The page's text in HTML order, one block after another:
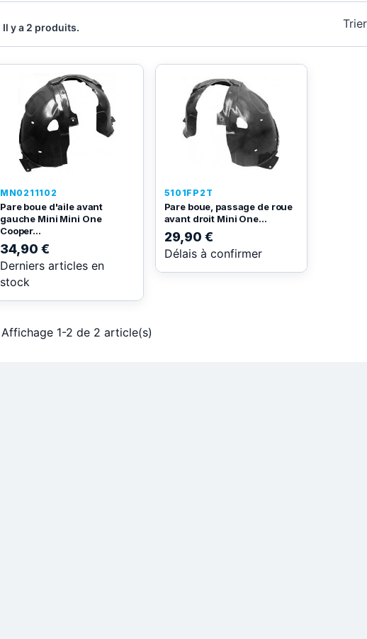
Il y a 2 produits.
MN0211102
Pare boue d'aile avant
gauche Mini Mini One
Cooper...
34,90 €
Derniers articles en
stock
5101FP2T
Pare boue, passage de roue
avant droit Mini One...
29,90 €
Délais à confirmer
Affichage 1-2 de 2 article(s)